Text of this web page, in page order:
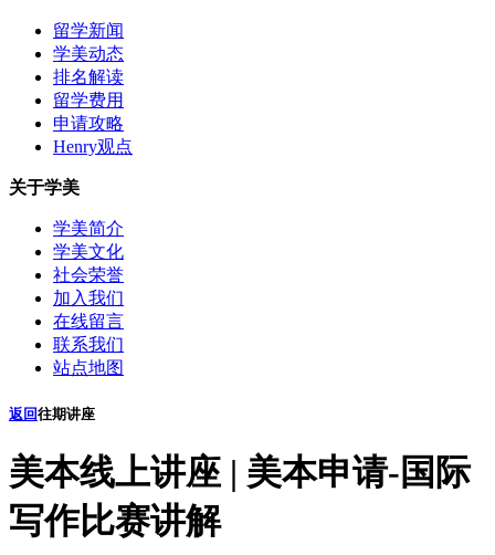
留学新闻
学美动态
排名解读
留学费用
申请攻略
Henry观点
关于学美
学美简介
学美文化
社会荣誉
加入我们
在线留言
联系我们
站点地图
返回往期讲座
美本线上讲座 | 美本申请-国际
写作比赛讲解